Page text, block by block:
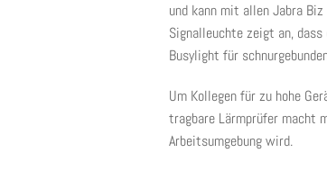
und kann mit allen Jabra
Signalleuchte zeigt an,
Busylight für
Um Kollegen für zu hohe
tragbare Lärmprüfer macht
Arbeitsumgebung wird.